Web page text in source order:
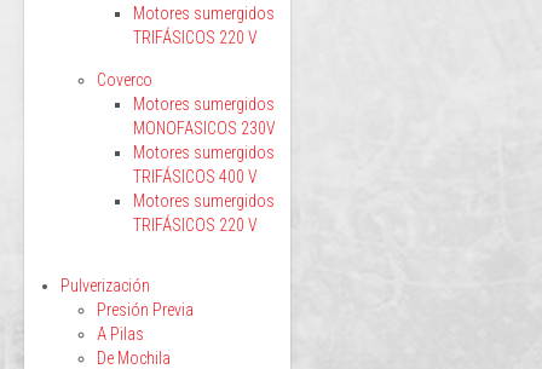
Motores sumergidos
TRIFÁSICOS 220 V
Coverco
Motores sumergidos
MONOFASICOS 230V
Motores sumergidos
TRIFÁSICOS 400 V
Motores sumergidos
TRIFÁSICOS 220 V
Pulverización
Presión Previa
A Pilas
De Mochila